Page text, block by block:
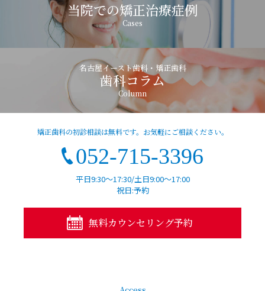
当院での矯正治療症例
Cases
名古屋イースト歯科・矯正歯科
歯科コラム
Column
矯正歯科の初診相談は無料です。お気軽にご相談ください。
052-715-3396
平日9:30～17:30/土日9:00～17:00
祝日:予約
無料カウンセリング予約